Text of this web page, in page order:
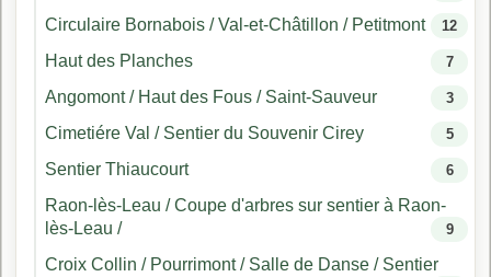
Circulaire Bornabois / Val-et-Châtillon / Petitmont 12
Haut des Planches 7
Angomont / Haut des Fous / Saint-Sauveur 3
Cimetiére Val / Sentier du Souvenir Cirey 5
Sentier Thiaucourt 6
Raon-lès-Leau / Coupe d'arbres sur sentier à Raon-
lès-Leau /
9
Croix Collin / Pourrimont / Salle de Danse / Sentier